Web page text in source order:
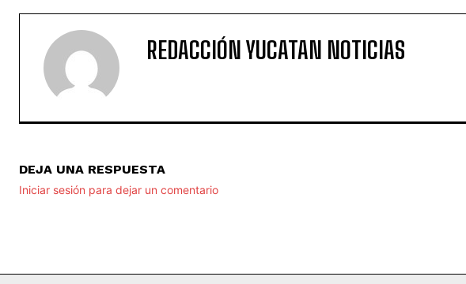
REDACCIÓN YUCATAN NOTICIAS
DEJA UNA RESPUESTA
Iniciar sesión para dejar un comentario